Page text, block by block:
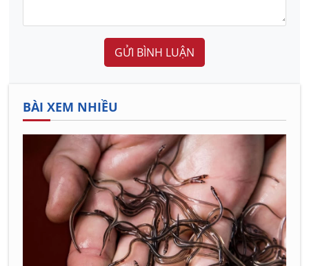
GỬI BÌNH LUẬN
BÀI XEM NHIỀU